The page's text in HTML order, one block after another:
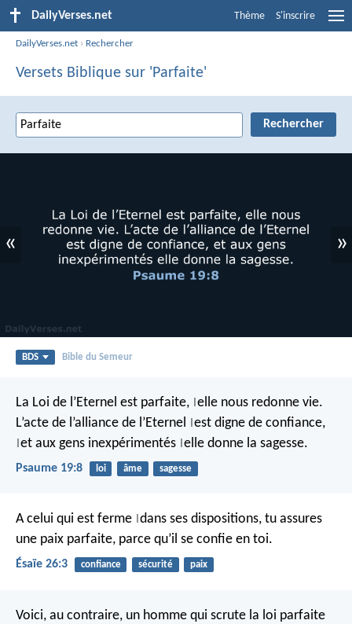
DailyVerses.net Thème S'inscrire
DailyVerses.net › Rechercher
Versets Biblique sur 'Parfaite'
« »
BDS Bible du Semeur
La Loi de l’Eternel est parfaite, elle nous redonne vie.
L’acte de l’alliance de l’Eternel est digne de confiance,
et aux gens inexpérimentés elle donne la sagesse.
Psaume 19:8 loi âme sagesse
A celui qui est ferme dans ses dispositions, tu assures
une paix parfaite, parce qu’il se confie en toi.
Ésaïe 26:3 confiance sécurité paix
Voici, au contraire, un homme qui scrute la loi parfaite